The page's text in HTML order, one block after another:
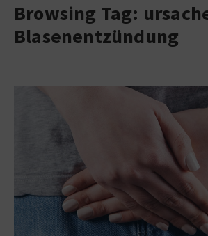
Browsing Tag:
Blasenentzündung